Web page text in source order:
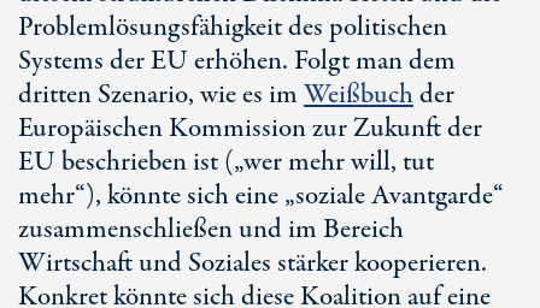
Problemlösungsfähigkeit des politischen
Systems der EU erhöhen. Folgt man dem
dritten Szenario, wie es imWeißbuchder
Europäischen Kommission zur Zukunft der
EU beschrieben ist („wer mehr will, tut
mehr“), könnte sich eine „soziale Avantgarde“
zusammenschließen und im Bereich
Wirtschaft und Soziales stärker kooperieren.
Konkret könnte sich diese Koalition auf eine